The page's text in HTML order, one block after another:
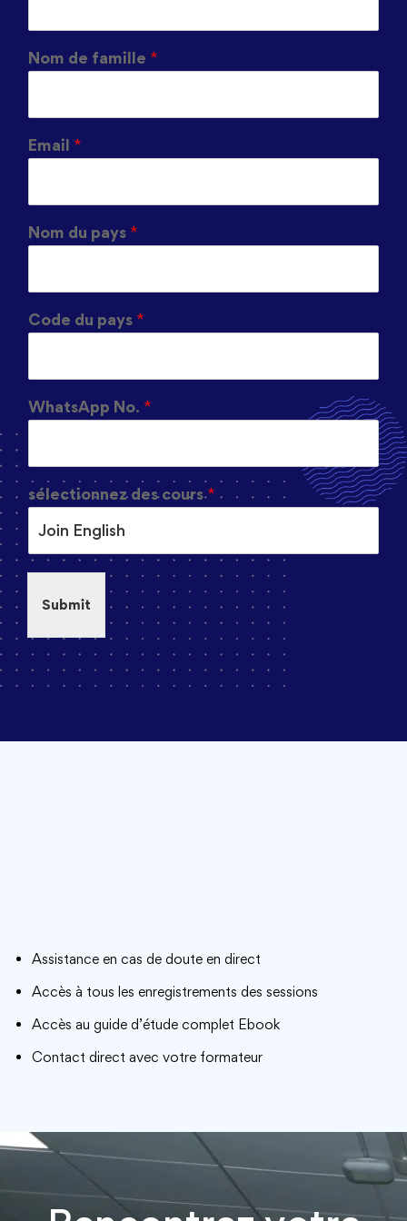
Nom de famille *
Email *
Nom du pays *
Code du pays *
WhatsApp No. *
sélectionnez des cours*
Submit
Assistance en cas de doute en direct
Accès à tous les enregistrements des sessions
Accès au guide d’étude complet Ebook
Contact direct avec votre formateur